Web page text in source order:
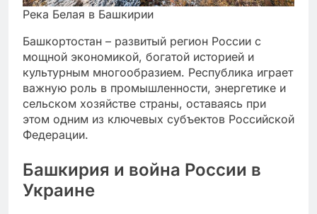
Река Белая в Башкирии
Башкортостан – развитый регион России с
мощной экономикой, богатой историей и
культурным многообразием. Республика играет
важную роль в промышленности, энергетике и
сельском хозяйстве страны, оставаясь при
этом одним из ключевых субъектов Российской
Федерации.
Башкирия и война России в
Украине